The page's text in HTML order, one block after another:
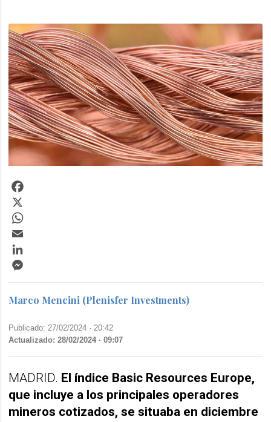
Marco Mencini (Plenisfer Investments)
Publicado: 27/02/2024 · 20:42
Actualizado: 28/02/2024 · 09:07
MADRID. El índice Basic Resources Europe,
que incluye a los principales operadores
mineros cotizados, se situaba en diciembre